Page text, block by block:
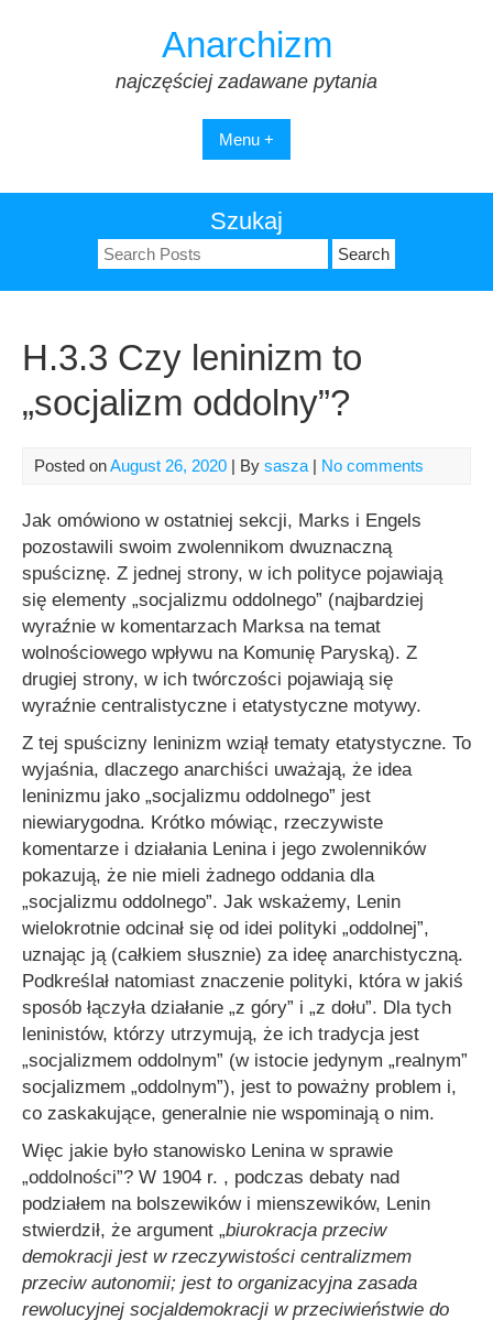
Anarchizm
najczęściej zadawane pytania
Menu +
Szukaj
Search
for:
H.3.3 Czy leninizm to
„socjalizm oddolny”?
Posted onAugust 26, 2020 | By sasza | No comments
Jak omówiono w ostatniej sekcji, Marks i Engels
pozostawili swoim zwolennikom dwuznaczną
spuściznę. Z jednej strony, w ich polityce pojawiają
się elementy „socjalizmu oddolnego” (najbardziej
wyraźnie w komentarzach Marksa na temat
wolnościowego wpływu na Komunię Paryską). Z
drugiej strony, w ich twórczości pojawiają się
wyraźnie centralistyczne i etatystyczne motywy.
Z tej spuścizny leninizm wziął tematy etatystyczne. To
wyjaśnia, dlaczego anarchiści uważają, że idea
leninizmu jako „socjalizmu oddolnego” jest
niewiarygodna. Krótko mówiąc, rzeczywiste
komentarze i działania Lenina i jego zwolenników
pokazują, że nie mieli żadnego oddania dla
„socjalizmu oddolnego”. Jak wskażemy, Lenin
wielokrotnie odcinał się od idei polityki „oddolnej”,
uznając ją (całkiem słusznie) za ideę anarchistyczną.
Podkreślał natomiast znaczenie polityki, która w jakiś
sposób łączyła działanie „z góry” i „z dołu”. Dla tych
leninistów, którzy utrzymują, że ich tradycja jest
„socjalizmem oddolnym” (w istocie jedynym „realnym”
socjalizmem „oddolnym”), jest to poważny problem i,
co zaskakujące, generalnie nie wspominają o nim.
Więc jakie było stanowisko Lenina w sprawie
„oddolności”? W 1904 r. , podczas debaty nad
podziałem na bolszewików i mienszewików, Lenin
stwierdził, że argument „biurokracja przeciw
demokracji jest w rzeczywistości centralizmem
przeciw autonomii; jest to organizacyjna zasada
rewolucyjnej socjaldemokracji w przeciwieństwie do